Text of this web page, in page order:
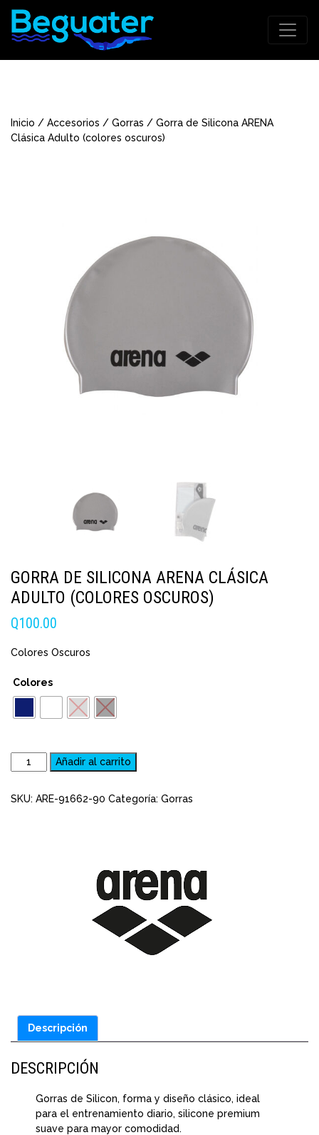
Inicio / Accesorios / Gorras / Gorra de Silicona ARENA
Clásica Adulto (colores oscuros)
GORRA DE SILICONA ARENA CLÁSICA
ADULTO (COLORES OSCUROS)
Q100.00
Colores Oscuros
Colores
Gorra
de
ARENA
Añadir al carrito
SKU: ARE-91662-90 Categoría: Gorras
Descripción
DESCRIPCIÓN
Gorras de Silicon, forma y diseño clásico, ideal
para el entrenamiento diario, silicone premium
suave para mayor comodidad.